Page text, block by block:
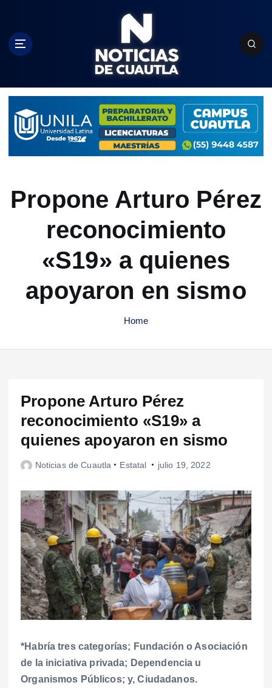
c
Propone Arturo Pérez
reconocimiento
«S19» a quienes
apoyaron en sismo
Home
Propone Arturo Pérez
reconocimiento «S19» a
quienes apoyaron en sismo
Noticias de Cuautla Estatal julio 19, 2022
*Habría tres categorías; Fundación o Asociación
de la iniciativa privada; Dependencia u
Organismos Públicos; y, Ciudadanos.